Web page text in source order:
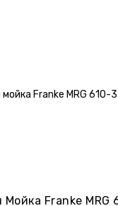
Мойка Franke MRG